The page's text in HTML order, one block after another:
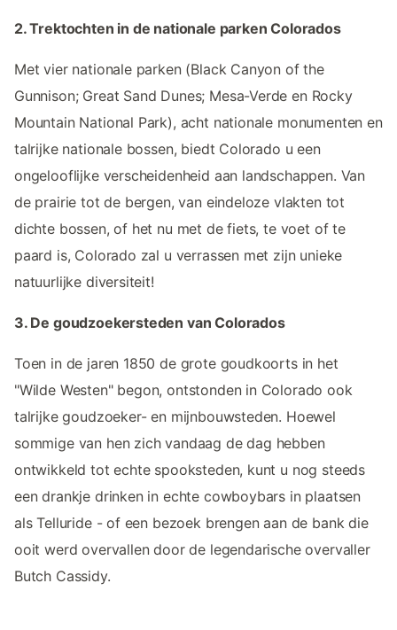
2. Trektochten in de nationale parken Colorados
Met vier nationale parken (Black Canyon of the
Gunnison; Great Sand Dunes; Mesa-Verde en Rocky
Mountain National Park), acht nationale monumenten en
talrijke nationale bossen, biedt Colorado u een
ongelooflijke verscheidenheid aan landschappen. Van
de prairie tot de bergen, van eindeloze vlakten tot
dichte bossen, of het nu met de fiets, te voet of te
paard is, Colorado zal u verrassen met zijn unieke
natuurlijke diversiteit!
3. De goudzoekersteden van Colorados
Toen in de jaren 1850 de grote goudkoorts in het
"Wilde Westen" begon, ontstonden in Colorado ook
talrijke goudzoeker- en mijnbouwsteden. Hoewel
sommige van hen zich vandaag de dag hebben
ontwikkeld tot echte spooksteden, kunt u nog steeds
een drankje drinken in echte cowboybars in plaatsen
als Telluride - of een bezoek brengen aan de bank die
ooit werd overvallen door de legendarische overvaller
Butch Cassidy.